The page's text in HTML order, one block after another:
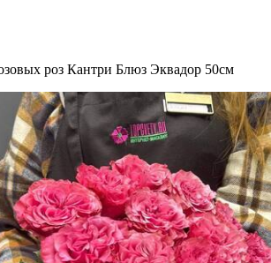
роз Кантри Блюз Эквадор 50см